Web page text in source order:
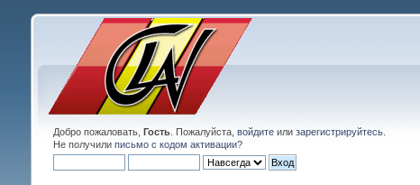
Добро пожаловать, Гость. Пожалуйста, войдитеили зарегистрируйтесь.
Не получили письмо с кодом активации?